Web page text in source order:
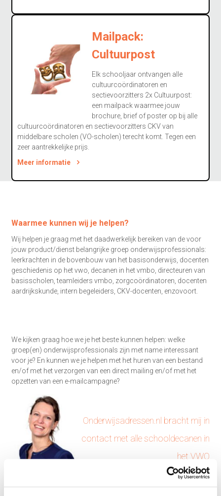
Mailpack:
Cultuurpost
Elk schooljaar ontvangen alle
cultuurcoördinatoren en
sectievoorzitters 2x Cultuurpost:
een mailpack waarmee jouw
brochure, brief of poster op bij alle
cultuurcoördinatoren en sectievoorzitters CKV van
middelbare scholen (VO-scholen) terecht komt. Tegen een
zeer aantrekkelijke prijs.
Meer informatie
Waarmee kunnen wij je helpen?
Wij helpen je graag met het daadwerkelijk bereiken van de voor
jouw product/dienst belangrijke groep onderwijsprofessionals:
leerkrachten in de bovenbouw van het basisonderwijs, docenten
geschiedenis op het vwo, decanen in het vmbo, directeuren van
basisscholen, teamleiders vmbo, zorgcoördinatoren, docenten
aardrijkskunde, intern begeleiders, CKV-docenten, enzovoort.
We kijken graag hoe we je het beste kunnen helpen: welke
groep(en) onderwijsprofessionals zijn met name interessant
voor je? En kunnen we je helpen met het huren van een bestand
en/of met het verzorgen van een direct mailing en/of met het
opzetten van een e-mailcampagne?
Onderwijsadressen.nl bracht mij in
contact met alle schooldecanen in
het VWO